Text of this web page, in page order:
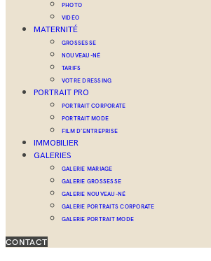
PHOTO
VIDÉO
MATERNITÉ
GROSSESSE
NOUVEAU-NÉ
TARIFS
VOTRE DRESSING
PORTRAIT PRO
PORTRAIT CORPORATE
PORTRAIT MODE
FILM D’ENTREPRISE
IMMOBILIER
GALERIES
GALERIE MARIAGE
GALERIE GROSSESSE
GALERIE NOUVEAU-NÉ
GALERIE PORTRAITS CORPORATE
GALERIE PORTRAIT MODE
CONTACT